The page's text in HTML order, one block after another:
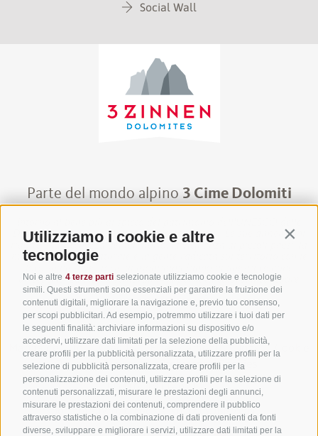
Utilizziamo i cookie e altre
tecnologie
Noi e altre 4 terze parti selezionate utilizziamo cookie e tecnologie
simili. Questi strumenti sono essenziali per garantire la fruizione dei
contenuti digitali, migliorare la navigazione e, previo tuo consenso,
per scopi pubblicitari. Ad esempio, potremmo utilizzare i tuoi dati per
le seguenti finalità: archiviare informazioni su dispositivo e/o
accedervi, utilizzare dati limitati per la selezione della pubblicità,
creare profili per la pubblicità personalizzata, utilizzare profili per la
selezione di pubblicità personalizzata, creare profili per la
personalizzazione dei contenuti, utilizzare profili per la selezione di
contenuti personalizzati, misurare le prestazioni degli annunci,
misurare le prestazioni dei contenuti, comprendere il pubblico
attraverso statistiche o la combinazione di dati provenienti da fonti
diverse, sviluppare e migliorare i servizi, utilizzare dati limitati per la
Social Wall
Parte del mondo alpino 3 Cime Dolomiti
Dolomiti si trova un mondo alpino senza pari. Le sue dimensioni
ridotte e la ricchezza del territorio, la vicinanza ai piccoli paesi, la
maestosa cornice naturale e la gente radicata sul territorio con le
un’esperienza alpina straordinaria per tutti coloro, il cui cuore
batte forte per la montagna.
Mappa del sito · Credits · Finanziamenti Jobs ·
Policy
· Privacy ·
Preferenze Cookies
UID IT01191160215
·
sporthoteltyrol@pec.senso.bz (SUBM7ØN)